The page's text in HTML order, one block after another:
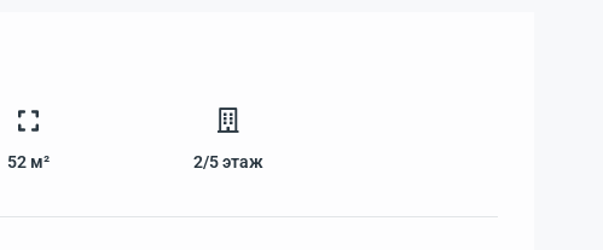
52 м² 2/5 этаж